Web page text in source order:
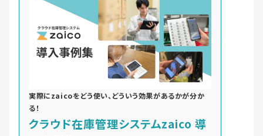
実際にzaicoをどう使い、どういう効果があるかが分か
る！
クラウド在庫管理システムzaico 導